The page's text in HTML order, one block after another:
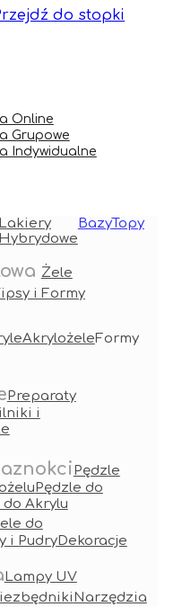
do stopki
Online
Grupowe
Indywidualne
Lakiery
Hybrydowe
BazyTopy
Żele
i Formy
AkrylożeleFormy
Preparaty
i
Pędzle
Pędzle do
do Akrylu
do
i PudryDekoracje
Lampy UV
Narzędzia